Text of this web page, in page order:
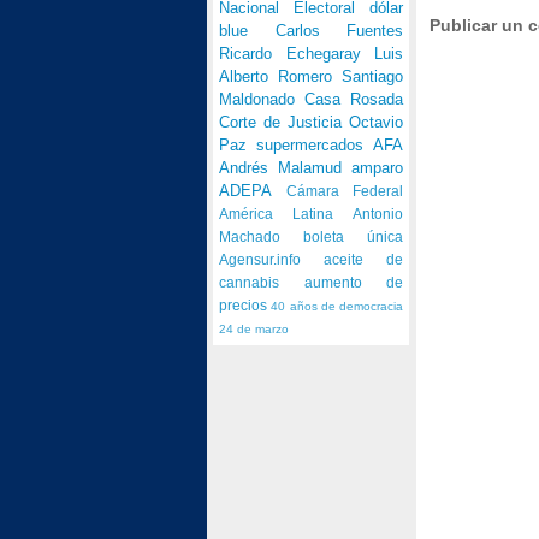
Publicar un
Nacional Electoral dólar
blue Carlos Fuentes
Ricardo Echegaray
Luis
Alberto Romero Santiago
Maldonado Casa Rosada
Corte de Justicia Octavio
Paz supermercados AFA
Andrés Malamud amparo
ADEPA
Cámara Federal
América Latina Antonio
Machado boleta única
Agensur.info aceite de
cannabis aumento de
precios40 años de democracia
24 de marzo